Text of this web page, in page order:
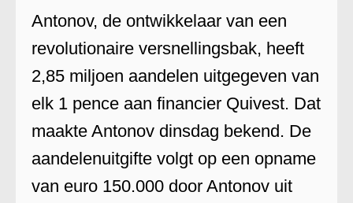
Antonov, de ontwikkelaar van een
revolutionaire versnellingsbak, heeft
2,85 miljoen aandelen uitgegeven van
elk 1 pence aan financier Quivest. Dat
maakte Antonov dinsdag bekend. De
aandelenuitgifte volgt op een opname
van euro 150.000 door Antonov uit